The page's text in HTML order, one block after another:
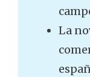
La